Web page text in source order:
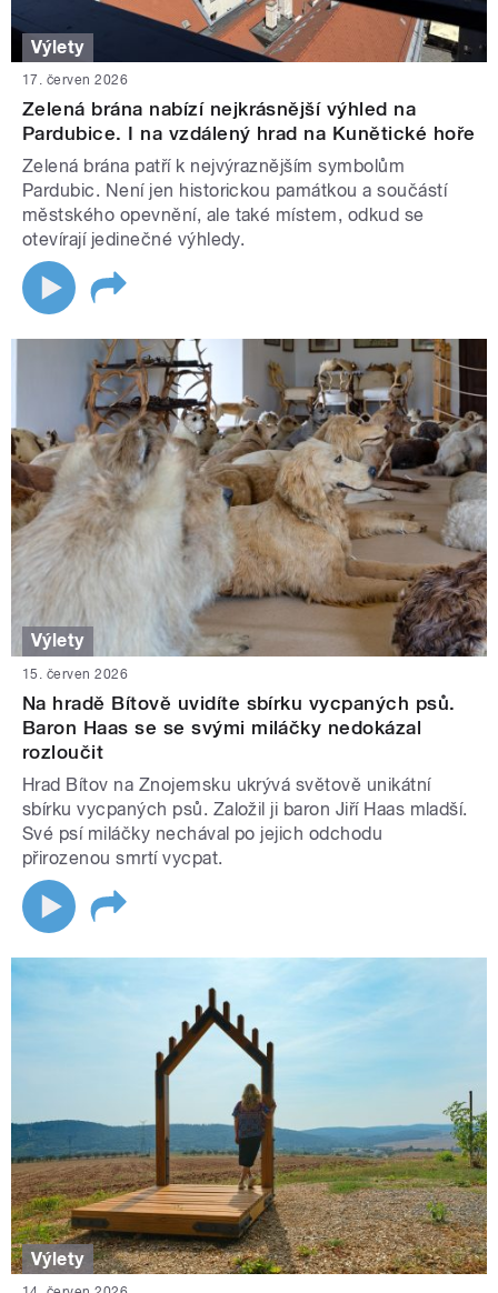
Výlety
17. červen 2026
Zelená brána nabízí nejkrásnější výhled na
Pardubice. I na vzdálený hrad na Kunětické hoře
Zelená brána patří k nejvýraznějším symbolům
Pardubic. Není jen historickou památkou a součástí
městského opevnění, ale také místem, odkud se
otevírají jedinečné výhledy.
Výlety
15. červen 2026
Na hradě Bítově uvidíte sbírku vycpaných psů.
Baron Haas se se svými miláčky nedokázal
rozloučit
Hrad Bítov na Znojemsku ukrývá světově unikátní
sbírku vycpaných psů. Založil ji baron Jiří Haas mladší.
Své psí miláčky nechával po jejich odchodu
přirozenou smrtí vycpat.
Výlety